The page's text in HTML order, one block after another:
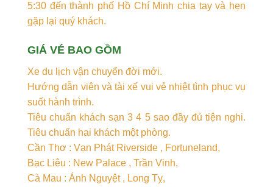
5:30 đến thành phố Hồ Chí Minh chia tay và hẹn
gặp lại quý khách.
GIÁ VÉ BAO GỒM
Xe du lịch vận chuyển đời mới.
Hướng dẫn viên và tài xế vui vẻ nhiệt tình phục vụ
suốt hành trình.
Tiêu chuẩn khách sạn 3 4 5 sao đầy đủ tiện nghi.
Tiêu chuẩn hai khách một phòng.
Cần Thơ : Vạn Phát Riverside , Fortuneland,
Bạc Liêu : New Palace , Trần Vinh,
Cà Mau : Ánh Nguyệt , Long Tỵ,